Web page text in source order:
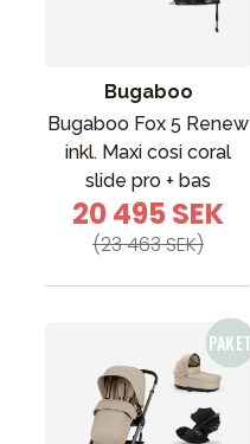
Bugaboo
Bugaboo Fox 5 Renew
inkl. Maxi cosi coral
slide pro + bas
20 495 SEK
(23 463 SEK)